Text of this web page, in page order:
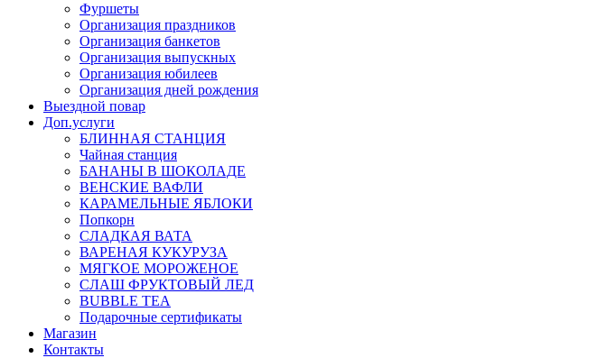
Фуршеты
Организация праздников
Организация банкетов
Организация выпускных
Организация юбилеев
Организация дней рождения
Выездной повар
Доп.услуги
БЛИННАЯ СТАНЦИЯ
Чайная станция
БАНАНЫ В ШОКОЛАДЕ
ВЕНСКИЕ ВАФЛИ
КАРАМЕЛЬНЫЕ ЯБЛОКИ
Попкорн
СЛАДКАЯ ВАТА
ВАРЕНАЯ КУКУРУЗА
МЯГКОЕ МОРОЖЕНОЕ
СЛАШ ФРУКТОВЫЙ ЛЕД
BUBBLE TEA
Подарочные сертификаты
Магазин
Контакты